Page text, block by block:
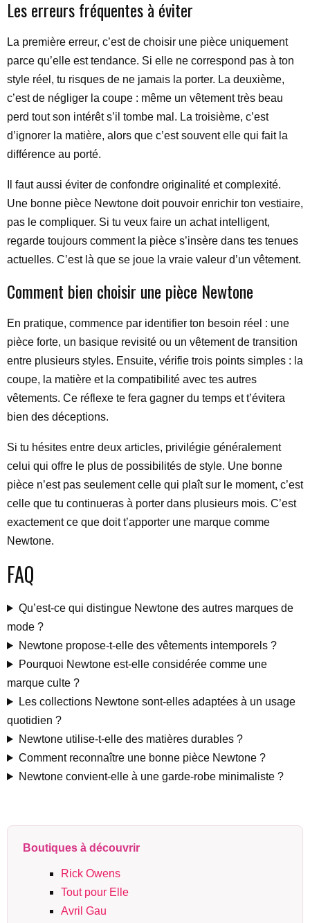
Les erreurs fréquentes à éviter
La première erreur, c’est de choisir une pièce uniquement
parce qu’elle est tendance. Si elle ne correspond pas à ton
style réel, tu risques de ne jamais la porter. La deuxième,
c’est de négliger la coupe : même un vêtement très beau
perd tout son intérêt s’il tombe mal. La troisième, c’est
d’ignorer la matière, alors que c’est souvent elle qui fait la
différence au porté.
Il faut aussi éviter de confondre originalité et complexité.
Une bonne pièce Newtone doit pouvoir enrichir ton vestiaire,
pas le compliquer. Si tu veux faire un achat intelligent,
regarde toujours comment la pièce s’insère dans tes tenues
actuelles. C’est là que se joue la vraie valeur d’un vêtement.
Comment bien choisir une pièce Newtone
En pratique, commence par identifier ton besoin réel : une
pièce forte, un basique revisité ou un vêtement de transition
entre plusieurs styles. Ensuite, vérifie trois points simples : la
coupe, la matière et la compatibilité avec tes autres
vêtements. Ce réflexe te fera gagner du temps et t’évitera
bien des déceptions.
Si tu hésites entre deux articles, privilégie généralement
celui qui offre le plus de possibilités de style. Une bonne
pièce n’est pas seulement celle qui plaît sur le moment, c’est
celle que tu continueras à porter dans plusieurs mois. C’est
exactement ce que doit t’apporter une marque comme
Newtone.
FAQ
Qu’est-ce qui distingue Newtone des autres marques de
mode ?
Newtone propose-t-elle des vêtements intemporels ?
Pourquoi Newtone est-elle considérée comme une
marque culte ?
Les collections Newtone sont-elles adaptées à un usage
quotidien ?
Newtone utilise-t-elle des matières durables ?
Comment reconnaître une bonne pièce Newtone ?
Newtone convient-elle à une garde-robe minimaliste ?
Boutiques à découvrir
Rick Owens
Tout pour Elle
Avril Gau